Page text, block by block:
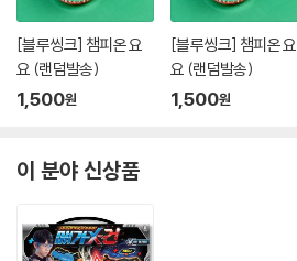
[블루씽크] 챔피온 요
요 (랜덤발송)
1,500원
[블루씽크] 챔피온 요
요 (랜덤발송)
1,500원
이 분야 신상품